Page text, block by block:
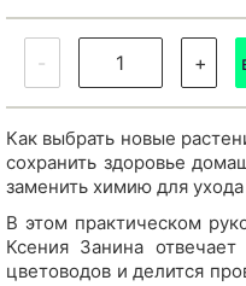
- +
Как выбрать новые
сохранить здоровье
заменить химию для
В этом практическом
Ксения Занина
цветоводов и делится